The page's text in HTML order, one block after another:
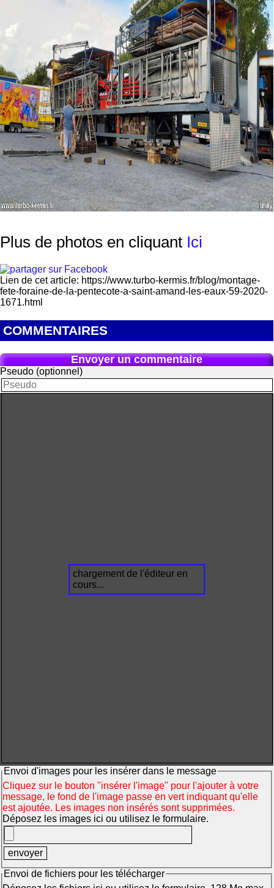
Plus de photos en cliquant Ici
Lien de cet article: https://www.turbo-kermis.fr/blog/montage-
fete-foraine-de-la-pentecote-a-saint-amand-les-eaux-59-2020-
1671.html
COMMENTAIRES
Envoyer un commentaire
Pseudo (optionnel)
chargement de l'éditeur en
cours...
Envoi d'images pour les insérer dans le message
Cliquez sur le bouton "insérer l'image" pour l'ajouter à votre
message, le fond de l'image passe en vert indiquant qu'elle
est ajoutée. Les images non insérés sont supprimées.
Déposez les images ici ou utilisez le formulaire.
Envoi de fichiers pour les télécharger